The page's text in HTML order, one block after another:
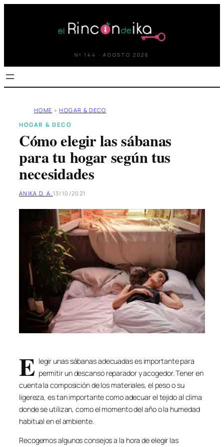
Nº 144 · AGOSTO 2026
HOME » HOGAR & DECO
HOGAR & DECO
Cómo elegir las sábanas
para tu hogar según tus
necesidades
ANIKA D. A. 13/10/2021
E legir unas sábanas adecuadas es importante para
permitir un descanso reparador y acogedor. Tener en
cuenta la composición de los materiales, el peso o su
ligereza, es tan importante como adecuar el tejido al clima
donde se utilizan, como el momento del año o la humedad
habitual en el ambiente.
Recogemos algunos consejos a la hora de elegir las